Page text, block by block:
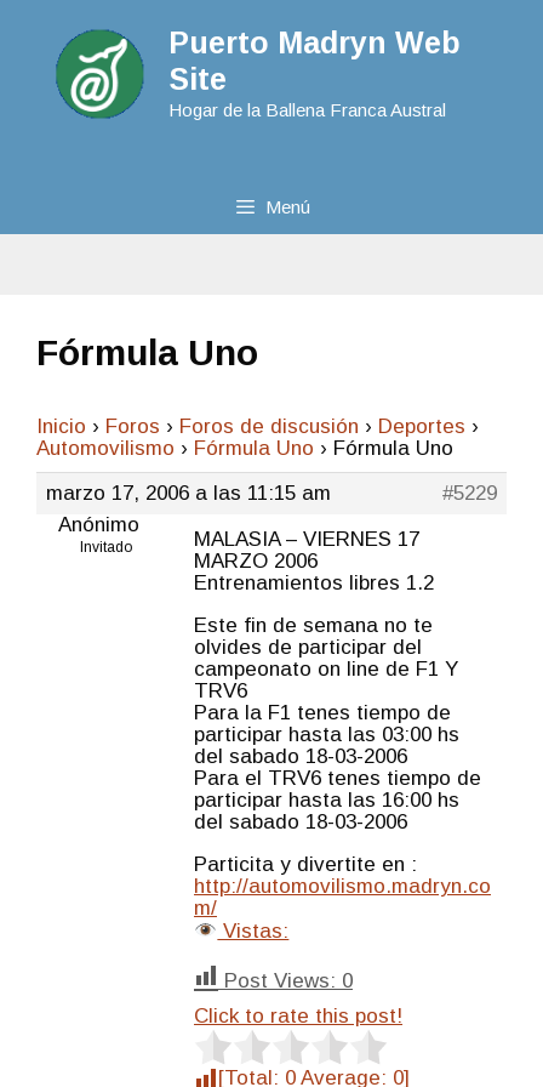
Puerto Madryn Web
Site
Hogar de la Ballena Franca Austral
Menú
Fórmula Uno
Inicio › Foros › Foros de discusión › Deportes ›
Automovilismo › Fórmula Uno › Fórmula Uno
marzo 17, 2006 a las 11:15 am
#5229
Anónimo
Invitado
MALASIA – VIERNES 17
MARZO 2006
Entrenamientos libres 1.2
Este fin de semana no te
olvides de participar del
campeonato on line de F1 Y
TRV6
Para la F1 tenes tiempo de
participar hasta las 03:00 hs
del sabado 18-03-2006
Para el TRV6 tenes tiempo de
participar hasta las 16:00 hs
del sabado 18-03-2006
Particita y divertite en :
http://automovilismo.madryn.co
m/
Vistas:
Post Views: 0
Click to rate this post!
[Total: 0 Average: 0]